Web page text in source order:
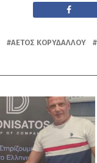
ΑΕΤΌΣ ΚΟΡΥΔΑΛΛΟΎ